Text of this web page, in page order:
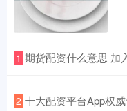
1 期货配资什么意思 加
2 十大配资平台App权